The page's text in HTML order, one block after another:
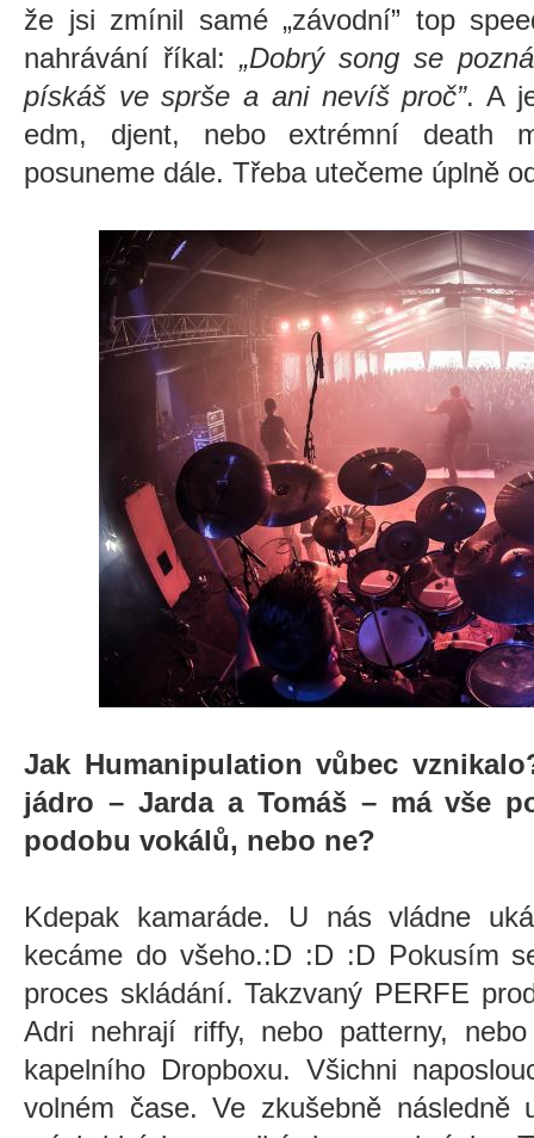
že jsi zmínil samé „závodní” top
nahrávání říkal: „Dobrý song se
pískáš ve sprše a ani nevíš proč”. A
edm, djent, nebo extrémní death
posuneme dále. Třeba utečeme úplně
Jak Humanipulation vůbec
jádro – Jarda a Tomáš – má vše
podobu vokálů, nebo ne?
Kdepak kamaráde. U nás vládne
kecáme do všeho.:D :D :D Pokusím
proces skládání. Takzvaný PERFE
Adri nehrají riffy, nebo patterny,
kapelního Dropboxu. Všichni
volném čase. Ve zkušebně následně